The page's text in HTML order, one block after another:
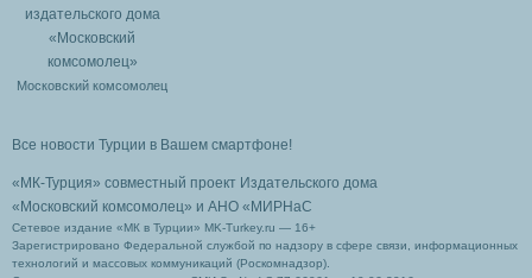
Московский комсомолец
Все новости Турции в Вашем смартфоне!
«МК-Турция» совместный проект Издательского дома
«Московский комсомолец» и АНО «МИРНаС
Сетевое издание «МК в Турции» MK-Turkey.ru — 16+
Зарегистрировано Федеральной службой по надзору в сфере связи, информационных
технологий и массовых коммуникаций (Роскомнадзор).